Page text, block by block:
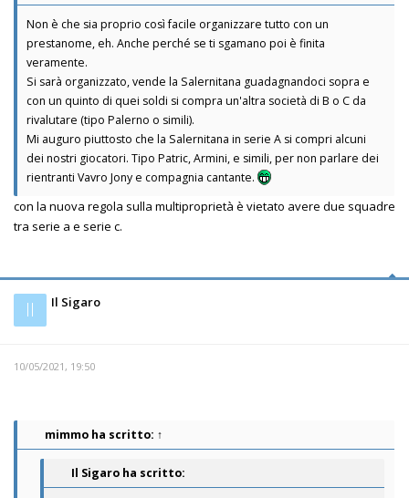
Non è che sia proprio così facile organizzare tutto con un
prestanome, eh. Anche perché se ti sgamano poi è finita
veramente.
Si sarà organizzato, vende la Salernitana guadagnandoci sopra e
con un quinto di quei soldi si compra un'altra società di B o C da
rivalutare (tipo Palerno o simili).
Mi auguro piuttosto che la Salernitana in serie A si compri alcuni
dei nostri giocatori. Tipo Patric, Armini, e simili, per non parlare dei
rientranti Vavro Jony e compagnia cantante.
con la nuova regola sulla multiproprietà è vietato avere due squadre
tra serie a e serie c.
Il Il Sigaro
10/05/2021, 19:50
mimmo ha scritto: ↑
Il Sigaro ha scritto: